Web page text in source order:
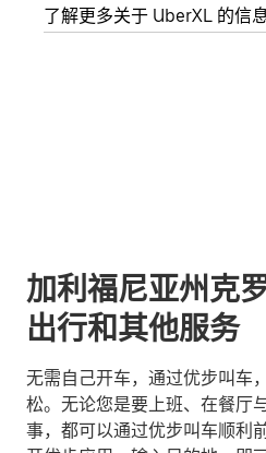
了解更多关于 UberXL 的信
加利福尼亚州克
出行和其他服务
无需自己开车，通过优步叫车
松。无论您是要上班、在餐厅
事，都可以通过优步叫车顺利